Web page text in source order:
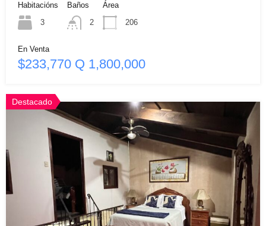
Habitacións
3
Baños
2
Área
206
En Venta
$233,770 Q 1,800,000
Destacado